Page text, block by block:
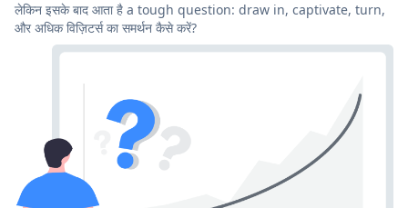
लेकिन इसके बाद आता है a tough question: draw in, captivate, turn,
और अधिक विज़िटर्स का समर्थन कैसे करें?